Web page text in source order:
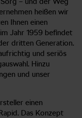
heißen wir
Ihnen einen
Jahr 1959 befindet
dritten Generation.
und seriös
Hinzu
und unser
einen
Das Konzept